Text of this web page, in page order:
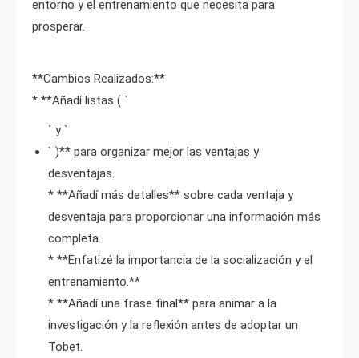
entorno y el entrenamiento que necesita para
prosperar.
**Cambios Realizados:**
* **Añadí listas ( `
` y `
` )** para organizar mejor las ventajas y
desventajas.
* **Añadí más detalles** sobre cada ventaja y
desventaja para proporcionar una información más
completa.
* **Enfatizé la importancia de la socialización y el
entrenamiento.**
* **Añadí una frase final** para animar a la
investigación y la reflexión antes de adoptar un
Tobet.